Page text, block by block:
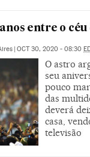
entre o
| OCT 30, 2020 - 08:30
O astro
seu
pouco
das
deverá
casa,
televisão